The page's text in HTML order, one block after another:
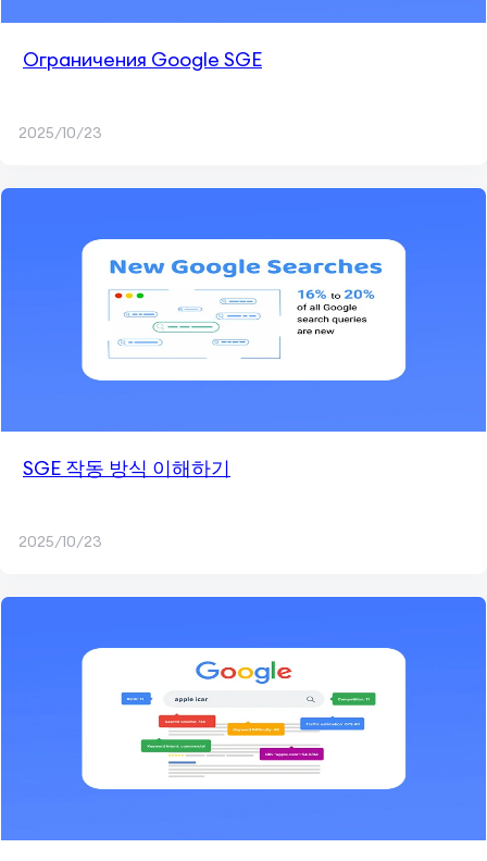
Ограничения Google SGE
2025/10/23
SGE 작동 방식 이해하기
2025/10/23